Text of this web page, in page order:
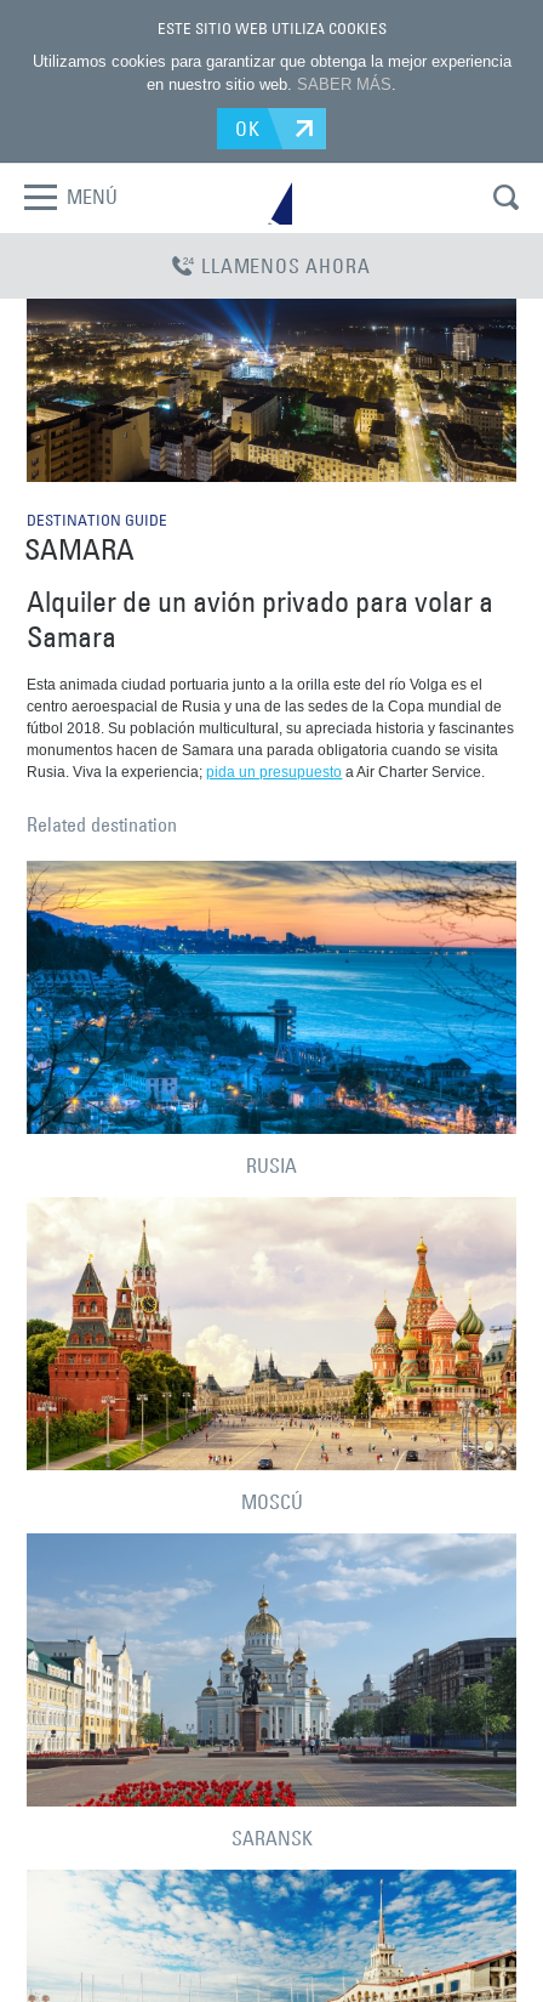
ESTE SITIO WEB UTILIZA COOKIES
Utilizamos cookies para garantizar que obtenga la mejor experiencia
en nuestro sitio web. SABER MÁS.
OK
MENÚ
LLAMENOS AHORA
DESTINATION GUIDE
SAMARA
Alquiler de un avión privado para volar a
Samara
Esta animada ciudad portuaria junto a la orilla este del río Volga es el
centro aeroespacial de Rusia y una de las sedes de la Copa mundial de
fútbol 2018. Su población multicultural, su apreciada historia y fascinantes
monumentos hacen de Samara una parada obligatoria cuando se visita
Rusia. Viva la experiencia;pida un presupuesto a Air Charter Service.
Related destination
RUSIA
MOSCÚ
SARANSK